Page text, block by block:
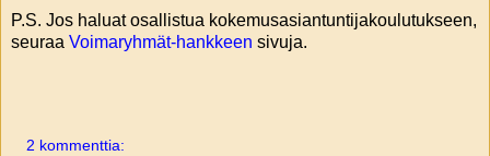
P.S. Jos haluat osallistua kokemusasiantuntijakoulutukseen,
seuraa Voimaryhmät-hankkeen sivuja.
2 kommenttia: